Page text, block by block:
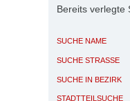
Bereits verlegte
SUCHE NAME
SUCHE STRASSE
SUCHE IN BEZIRK
STADTTEILSUCHE